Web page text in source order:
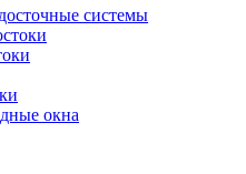
системы
окна